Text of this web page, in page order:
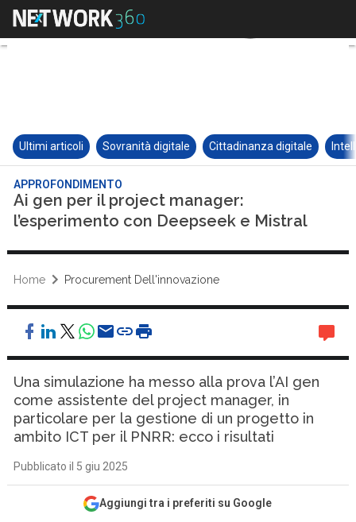
Ultimi articoli Sovranità digitale Cittadinanza digitale
APPROFONDIMENTO
Ai gen per il project manager:
l’esperimento con Deepseek e Mistral
Home Procurement Dell'innovazione
Una simulazione ha messo alla prova l’AI gen
come assistente del project manager, in
particolare per la gestione di un progetto in
ambito ICT per il PNRR: ecco i risultati
Pubblicato il 5 giu 2025
Aggiungi tra i preferiti su Google